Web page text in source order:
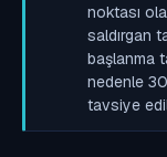
noktası
saldırgan
başlanma
nedenle
tavsiye